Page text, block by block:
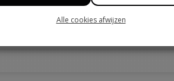
Wil je op de hoogte blijven van onze
activiteiten? Schrijf je dan in!
Alle cookies afwijzen